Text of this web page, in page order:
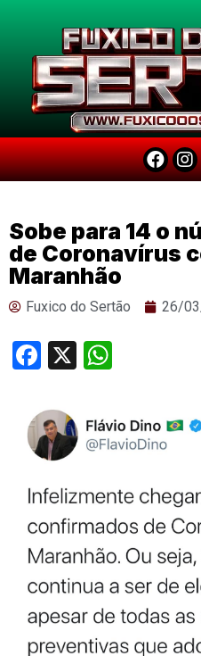
Sobe para 14 o
de Coronavírus
Maranhão
Fuxico do Sertão 26/
Facebook
X